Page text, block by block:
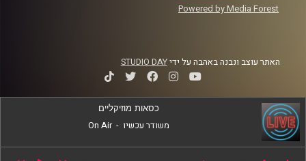
Powered by Media Forest
האתר עוצב ונבנה באהבה על ידיSTUDIO DAY
כסאות מוזיקליים
משודר עכשיו -
On Air